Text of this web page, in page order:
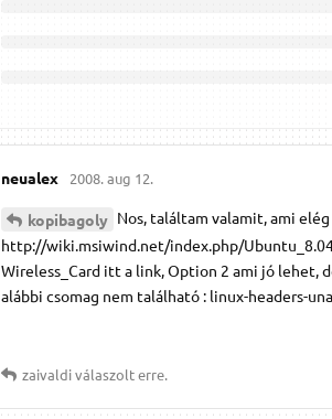
neualex 2008. aug 12.
kopibagoly Nos, találtam valamit, ami
http://wiki.msiwind.net/index.php/
Wireless_Card itt a link, Option 2 ami jó lehet,
alábbi csomag nem található : linux-headers-
zaivaldiválaszolt erre.